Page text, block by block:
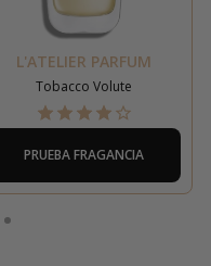
L'ATELIER PARFUM
Tobacco Volute
PRUEBA FRAGANCIA